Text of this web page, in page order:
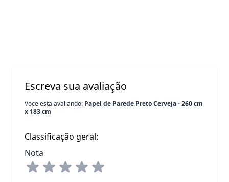
Escreva sua avaliação
Voce esta avaliando: Papel de Parede Preto Cerveja - 260 cm
x 183 cm
Classificação geral:
Nota